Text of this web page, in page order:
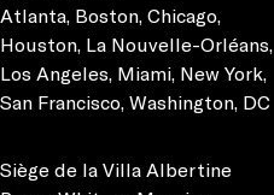
Atlanta, Boston, Chicago,
Houston, La Nouvelle-Orléans,
Los Angeles, Miami, New York,
San Francisco, Washington, DC
Siège de la Villa Albertine